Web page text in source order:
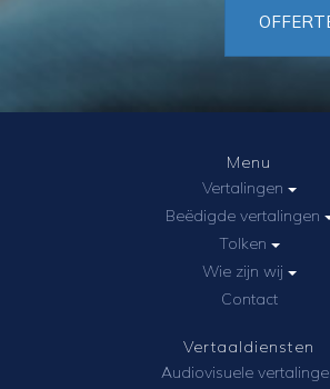
Menu
Vertalingen
Beëdigde vertalingen
Tolken
Wie zijn wij
Contact
Vertaaldiensten
Audiovisuele